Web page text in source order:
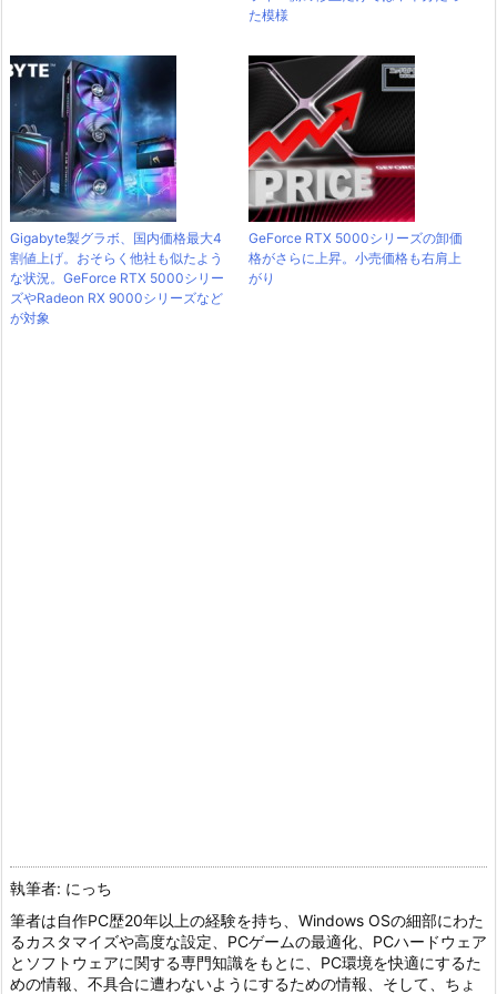
た模様
Gigabyte製グラボ、国内価格最大4
割値上げ。おそらく他社も似たよう
な状況。GeForce RTX 5000シリー
ズやRadeon RX 9000シリーズなど
が対象
GeForce RTX 5000シリーズの卸価
格がさらに上昇。小売価格も右肩上
がり
執筆者: にっち
筆者は自作PC歴20年以上の経験を持ち、Windows OSの細部にわた
るカスタマイズや高度な設定、PCゲームの最適化、PCハードウェア
とソフトウェアに関する専門知識をもとに、PC環境を快適にするた
めの情報、不具合に遭わないようにするための情報、そして、ちょ